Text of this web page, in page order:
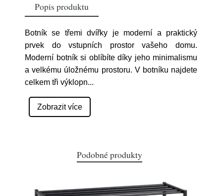
Popis produktu
Botník se třemi dvířky je moderní a praktický
prvek do vstupních prostor vašeho domu.
Moderní botník si oblíbíte díky jeho minimalismu
a velkému úložnému prostoru. V botníku najdete
celkem tři výklopn...
Zobrazit více
Podobné produkty